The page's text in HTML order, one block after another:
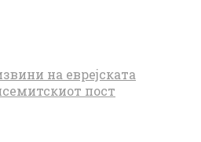
на еврејската
пост